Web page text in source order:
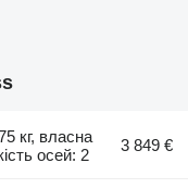
кг, власна
осей: 2
3 849 €